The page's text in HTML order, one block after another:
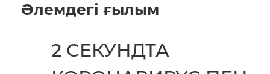
Әлемдегі ғылым
2 СЕКУНДТА